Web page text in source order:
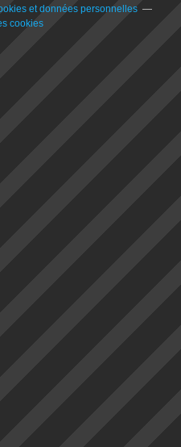
et données personnelles
cookies